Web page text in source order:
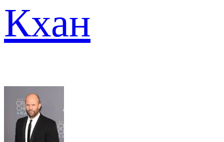
Кхан